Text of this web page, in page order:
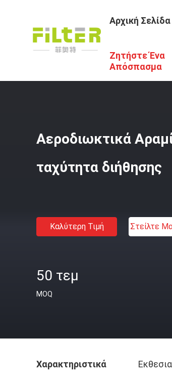
Αρχική Σελίδα
Ζητήστε Ένα
Απόσπασμα
Αρχική Σελίδα Προϊόντα / Σάκοι
Αεροδιωκτικά
ταχύτητα διήθησης
Καλύτερη Τιμή Στείλτε
50 τεμ
MOQ
Χαρακτηριστικά